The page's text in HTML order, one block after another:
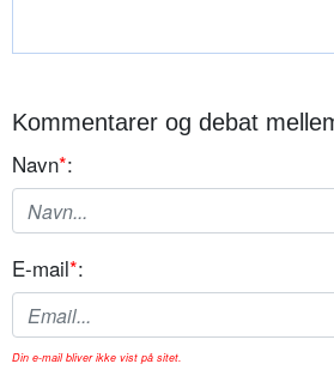
Kommentarer og debat
Navn*:
E-mail*:
Din e-mail bliver ikke vist på sitet.